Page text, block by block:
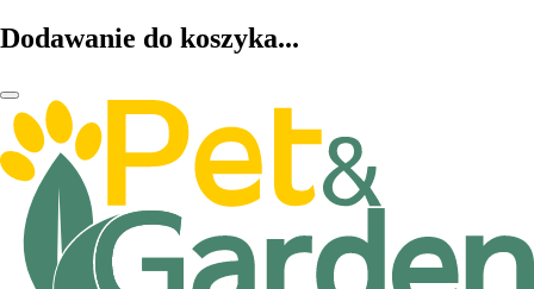
Dodawanie do koszyka...